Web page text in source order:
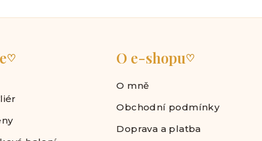
♡ O e-shopu♡
O mně
Obchodní podmínky
Doprava a platba